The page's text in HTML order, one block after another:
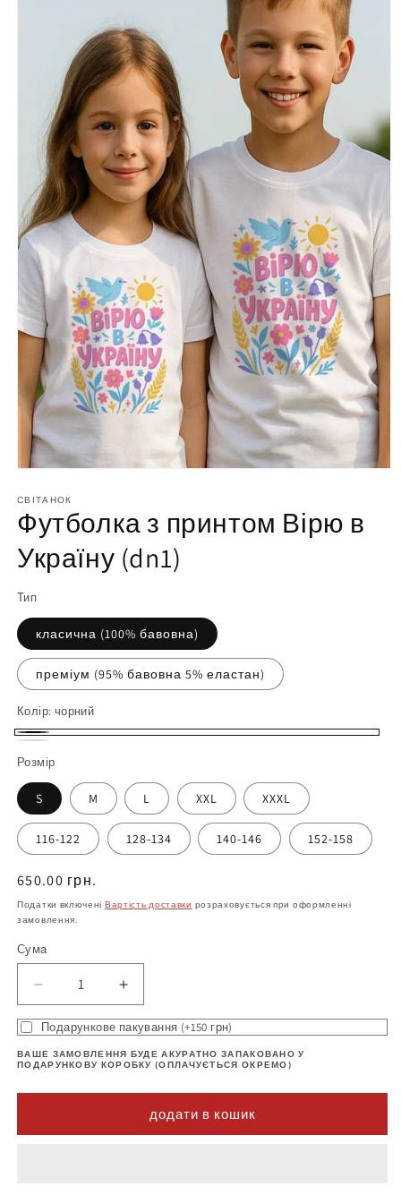
1
у
модальному
вікні
СВІТАНОК
Футболка з принтом Вірю в
Україну (dn1)
Тип
класична (100% бавовна)
преміум (95% бавовна 5% еластан)
Колір: чорний
чорний
Розмір
S M L XXL XXXL
116-122 128-134 140-146 152-158
Нормальна
ціна
650.00 грн.
Податки включені Вартість доставки розраховується при оформленні
замовлення.
Сума
Зменшіть
кількість
Футболка
з
принтом
Збільшити
кількість
продукту
Футболка
з
Подарункове пакування (+150 грн)
ВАШЕ ЗАМОВЛЕННЯ БУДЕ АКУРАТНО ЗАПАКОВАНО У
ПОДАРУНКОВУ КОРОБКУ (ОПЛАЧУЄТЬСЯ ОКРЕМО)
додати в кошик